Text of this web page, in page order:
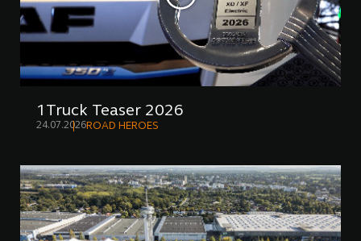
1Truck Teaser 2026
24.07.2026ROAD HEROES